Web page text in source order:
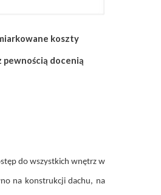
koszty
pewnością docenią
do wszystkich wnętrz w
na konstrukcji dachu, na